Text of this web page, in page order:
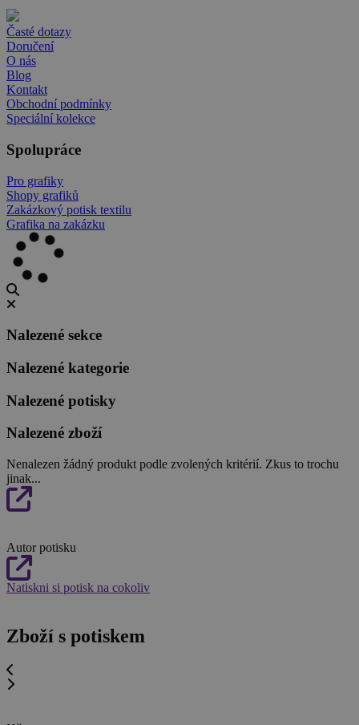
Časté dotazy
Doručení
O nás
Blog
Kontakt
Obchodní podmínky
Speciální kolekce
Spolupráce
Pro grafiky
Shopy grafiků
Zakázkový potisk textilu
Grafika na zakázku
Nalezené sekce
Nalezené kategorie
Nalezené potisky
Nalezené zboží
Nenalezen žádný produkt podle zvolených kritérií. Zkus to trochu
jinak...
Autor potisku
Natiskni si potisk na cokoliv
Zboží s potiskem